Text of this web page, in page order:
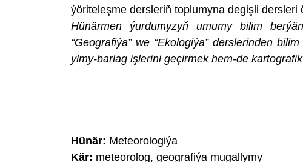
ýöriteleşme dersleriň toplumyna degişli
Hünärmen ýurdumyzyň umumy bilim
“Geografiýa” we “Ekologiýa” derslerinden
ylmy-barlag işlerini geçirmek hem-de
Hünär: Meteorologiýa
Kär: meteorolog, geografiýa mugallymy